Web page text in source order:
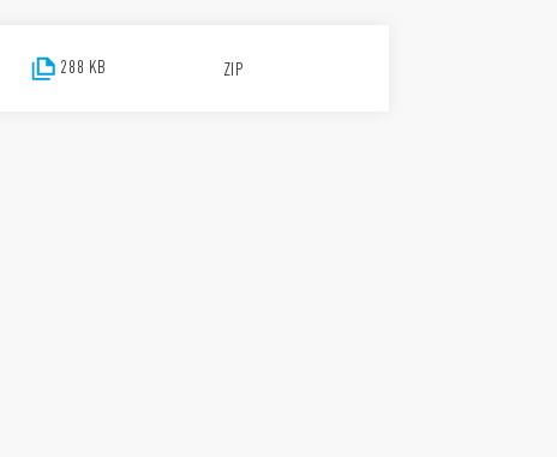
288 KB ZIP